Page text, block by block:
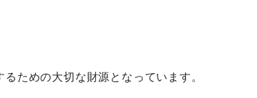
ための大切な財源となっています。